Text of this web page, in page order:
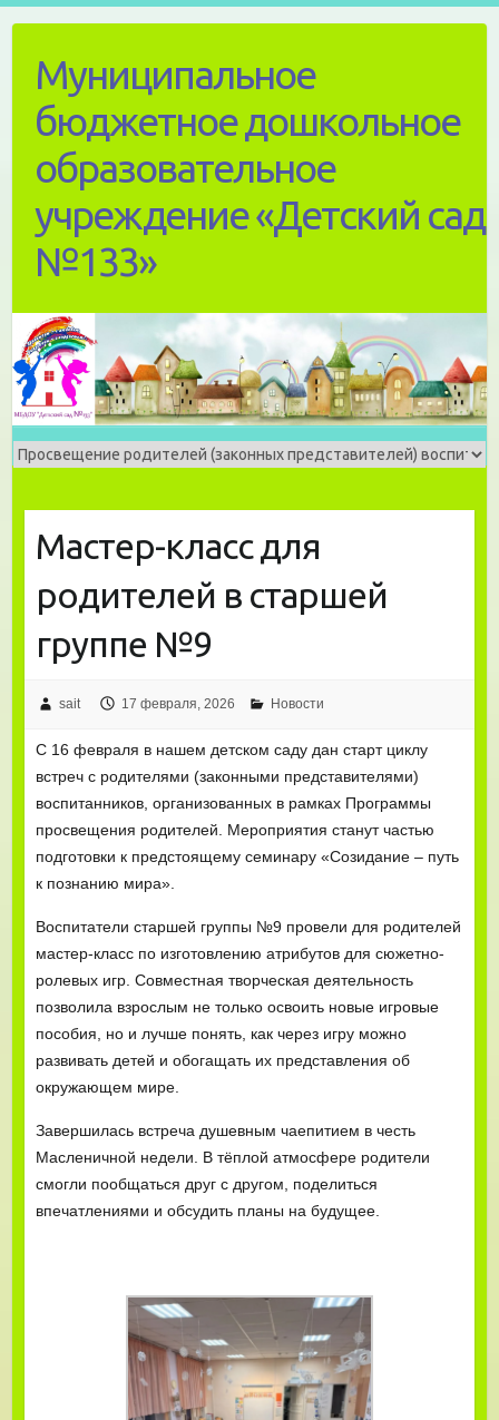
contentМуниципальное
бюджетное дошкольное
образовательное
учреждение «Детский сад
№133»
Мастер-класс для
родителей в старшей
группе №9
sait 17 февраля, 2026 Новости
С 16 февраля в нашем детском саду дан старт циклу
встреч с родителями (законными представителями)
воспитанников, организованных в рамках Программы
просвещения родителей. Мероприятия станут частью
подготовки к предстоящему семинару «Созидание – путь
к познанию мира».
Воспитатели старшей группы №9 провели для родителей
мастер-класс по изготовлению атрибутов для сюжетно-
ролевых игр. Совместная творческая деятельность
позволила взрослым не только освоить новые игровые
пособия, но и лучше понять, как через игру можно
развивать детей и обогащать их представления об
окружающем мире.
Завершилась встреча душевным чаепитием в честь
Масленичной недели. В тёплой атмосфере родители
смогли пообщаться друг с другом, поделиться
впечатлениями и обсудить планы на будущее.